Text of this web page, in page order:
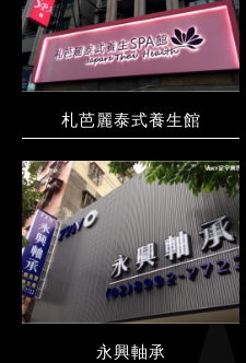
札芭麗泰式養生館
永興軸承